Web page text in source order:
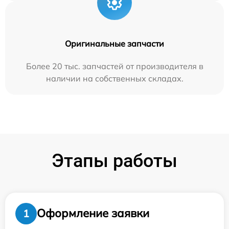
Оригинальные запчасти
Более 20 тыс. запчастей от производителя в
наличии на собственных складах.
Этапы работы
1
Оформление заявки